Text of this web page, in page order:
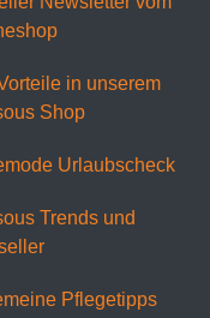
in unserem
Shop
Urlaubscheck
Trends und
Pflegetipps